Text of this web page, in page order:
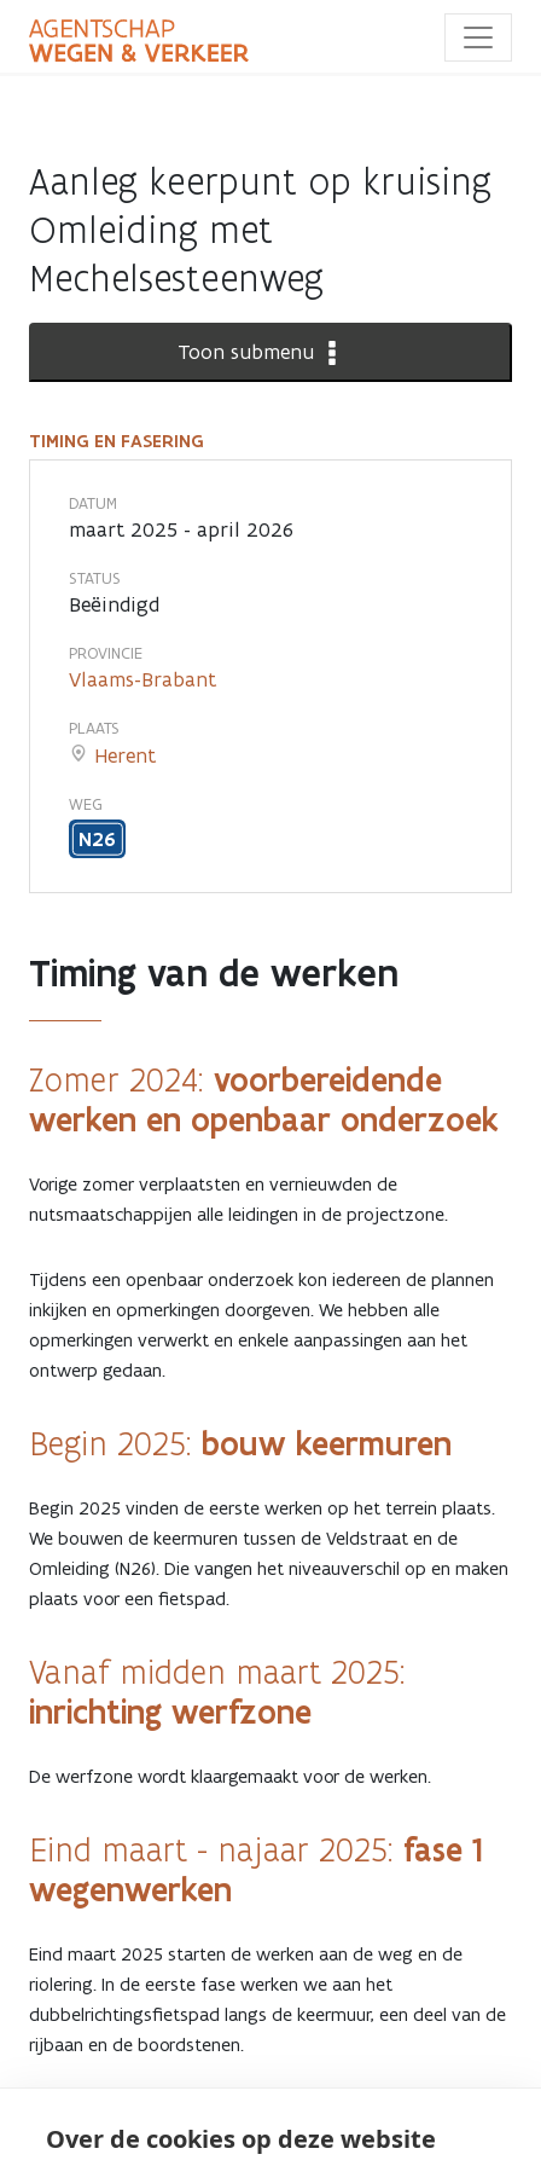
Over de cookies op deze website
naar
Aanleg keerpunt op kruising
Omleiding met
Mechelsesteenweg
Toon submenu
Timing
fasering
TIMING EN FASERING
DATUM
maart 2025 - april 2026
STATUS
Beëindigd
PROVINCIE
Vlaams-Brabant
PLAATS
Herent
WEG
N26
Timing van de werken
Zomer 2024: voorbereidende
werken en openbaar onderzoek
Vorige zomer verplaatsten en vernieuwden de
nutsmaatschappijen alle leidingen in de projectzone.
Tijdens een openbaar onderzoek kon iedereen de plannen
inkijken en opmerkingen doorgeven. We hebben alle
opmerkingen verwerkt en enkele aanpassingen aan het
ontwerp gedaan.
Begin 2025: bouw keermuren
Begin 2025 vinden de eerste werken op het terrein plaats.
We bouwen de keermuren tussen de Veldstraat en de
Omleiding (N26). Die vangen het niveauverschil op en maken
plaats voor een fietspad.
Vanaf midden maart 2025:
inrichting werfzone
De werfzone wordt klaargemaakt voor de werken.
Eind maart - najaar 2025: fase 1
wegenwerken
Eind maart 2025 starten de werken aan de weg en de
riolering. In de eerste fase werken we aan het
dubbelrichtingsfietspad langs de keermuur, een deel van de
rijbaan en de boordstenen.